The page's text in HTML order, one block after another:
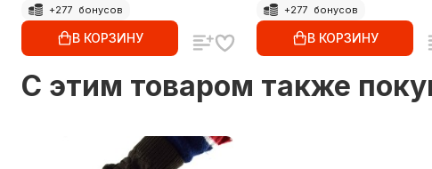
+277 бонусов
В КОРЗИНУ
+277 бонусов
В КОРЗИНУ
C этим товаром также